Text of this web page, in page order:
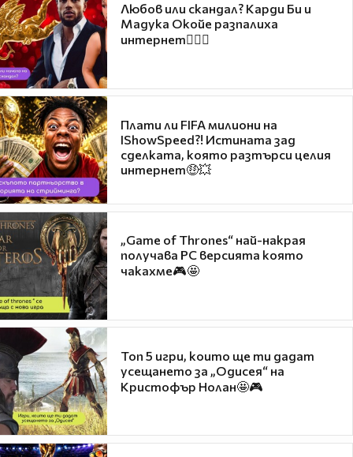
Любов или скандал? Карди Би и
Мадука Окойе разпалиха
интернет❤️‍🔥🔥
Плати ли FIFA милиони на
IShowSpeed?! Истината зад
сделката, която разтърси целия
интернет🤑💥
„Game of Thrones“ най-накрая
получава PC версията която
чакахме🎮🤩
Топ 5 игри, които ще ти дадат
усещането за „Одисея“ на
Кристофър Нолан🤩🎮